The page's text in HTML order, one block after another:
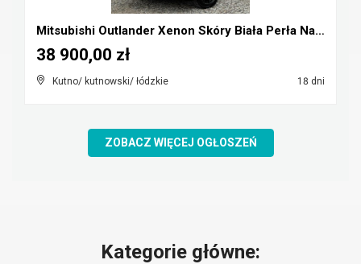
Mitsubishi Outlander Xenon Skóry Biała Perła Navi ...
Kutno/ kutnowski/ łódzkie 18 dni
38 900,00 zł
ZOBACZ WIĘCEJ OGŁOSZEŃ
Kategorie główne: